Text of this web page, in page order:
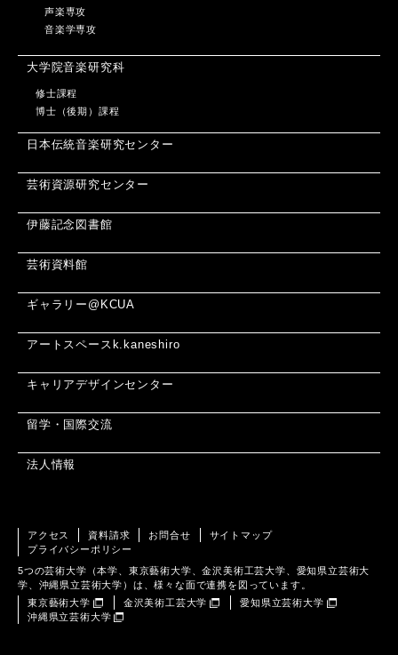
声楽専攻
音楽学専攻
大学院音楽研究科
修士課程
博士（後期）課程
日本伝統音楽研究センター
芸術資源研究センター
伊藤記念図書館
芸術資料館
ギャラリー@KCUA
アートスペースk.kaneshiro
キャリアデザインセンター
留学・国際交流
法人情報
アクセス 資料請求 お問合せ
サイトマップ
プライバシーポリシー
5つの芸術大学（本学、東京藝術大学、金沢美術工芸大学、愛知県立芸術大
学、沖縄県立芸術大学）は、様々な面で連携を図っています。
東京藝術大学
金沢美術工芸大学
愛知県立芸術大学
沖縄県立芸術大学